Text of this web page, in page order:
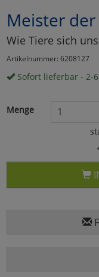
Meister
Wie Tiere sich
Artikelnummer: 6208127
Sofort lieferbar - 2-6
Menge
Marketing
Umfragetools